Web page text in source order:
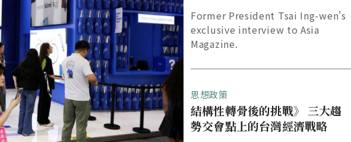
Former President Tsai Ing-wen's
exclusive interview to Asia
Magazine.
思想政策
結構性轉骨後的挑戰》 三大趨
勢交會點上的台灣經濟戰略